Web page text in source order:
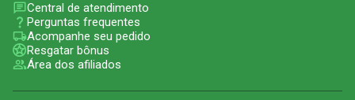
Central de atendimento
Perguntas frequentes
Acompanhe seu pedido
Resgatar bônus
Área dos afiliados